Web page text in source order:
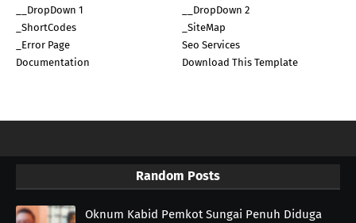
__DropDown 1
__DropDown 2
_ShortCodes
_SiteMap
_Error Page
Seo Services
Documentation
Download This Template
Random Posts
Oknum Kabid Pemkot Sungai Penuh Diduga